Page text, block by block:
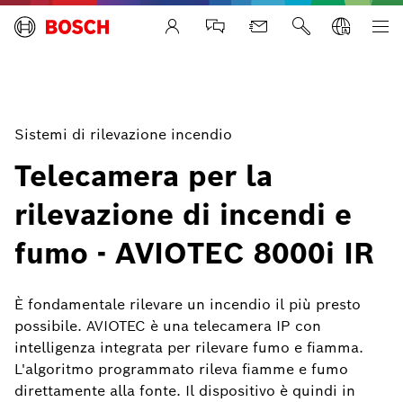
Life Safety Systems
Sistemi di rilevazione incendio
Telecamera per la
rilevazione di incendi e
fumo - AVIOTEC 8000i IR
È fondamentale rilevare un incendio il più presto
possibile. AVIOTEC è una telecamera IP con
intelligenza integrata per rilevare fumo e fiamma.
L'algoritmo programmato rileva fiamme e fumo
direttamente alla fonte. Il dispositivo è quindi in